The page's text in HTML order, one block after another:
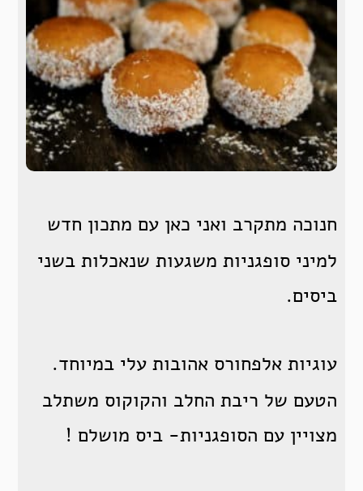
חנוכה מתקרב ואני כאן עם מתכון חדש
למיני סופגניות משגעות שנאכלות בשני
ביסים.
עוגיות אלפחורס אהובות עלי במיוחד.
הטעם של ריבת החלב והקוקוס משתלב
מצויין עם הסופגניות- ביס מושלם !